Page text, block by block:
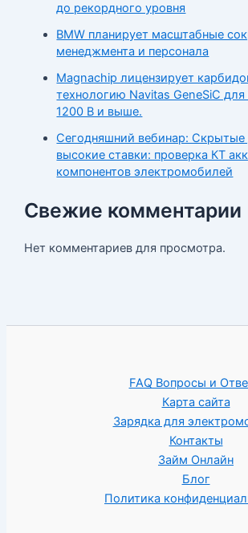
до рекордного уровня
BMW планирует масштабные
менеджмента и персонала
Magnachip лицензирует
технологию Navitas GeneSiC
1200 В и выше.
Сегодняшний вебинар: Скрытые
высокие ставки: проверка КТ
компонентов электромобилей
Свежие комментарии
Нет комментариев для просмотра.
FAQ Вопросы и
Карта сайта
Зарядка для
Контакты
Займ Онлайн
Блог
Политика